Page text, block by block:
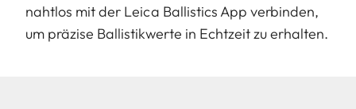
nahtlos mit der Leica Ballistics App verbinden,
um präzise Ballistikwerte in Echtzeit zu erhalten.